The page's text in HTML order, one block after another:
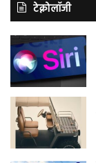
टेक्नोलॉजी